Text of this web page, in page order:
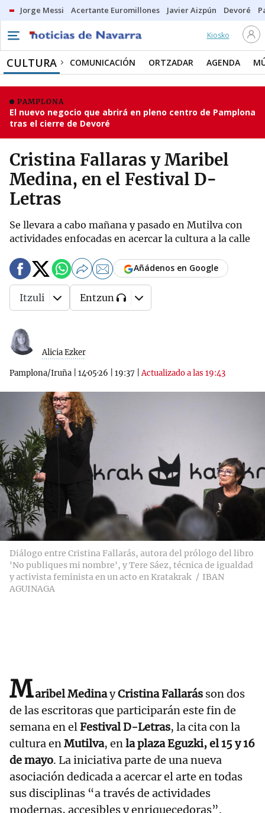
Jorge Messi Acertante Euromillones Javier Aizpún Devoré
Kiosko
CULTURA COMUNICACIÓN ORTZADAR AGENDA
PAMPLONA
El nuevo negocio que abrirá en pleno centro de Pamplona
tras el cierre de Devoré
Cristina Fallaras y Maribel
Medina, en el Festival D-
Letras
Se llevara a cabo mañana y pasado en Mutilva con
actividades enfocadas en acercar la cultura a la calle
Alicia Ezker
Pamplona/Iruña 14·05·26 19:37 |Actualizado a las 19:43
Añádenos en Google
Itzuli Entzun
Diálogo entre Cristina Fallarás, autora del prólogo del libro
'No publiques mi nombre', y Tere Sáez, técnica de igualdad
y activista feminista en un acto en Kratakrak
IBAN
AGUINAGA
Maribel MedinayCristina Fallarás son dos
de las escritoras que participarán este fin de
semana en elFestival D-Letras, la cita con la
cultura enMutilva, enla plaza Eguzki, el 15 y 16
de mayo. La iniciativa parte de una nueva
asociación dedicada a acercar el arte en todas
sus disciplinas “a través de actividades
modernas, accesibles y enriquecedoras”.